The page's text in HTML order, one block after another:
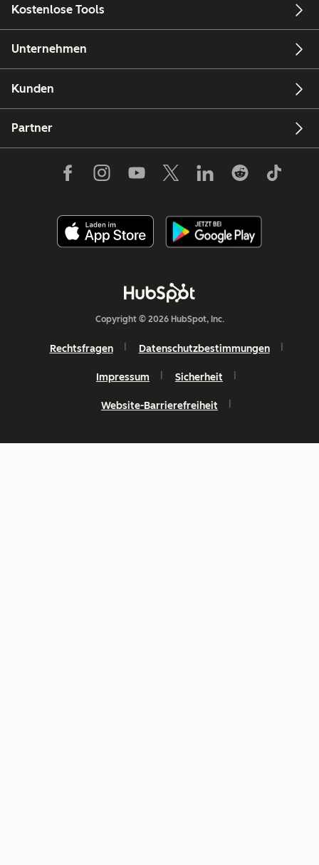
Kostenlose Tools
Unternehmen
Kunden
Partner
Copyright © 2026 HubSpot, Inc.
Rechtsfragen Datenschutzbestimmungen
Impressum Sicherheit
Website-Barrierefreiheit